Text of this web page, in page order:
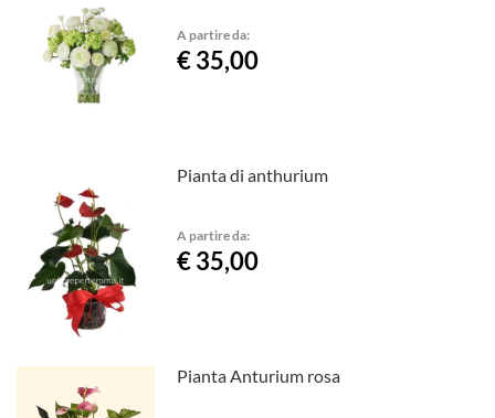
A partire da:
€ 35,00
Pianta di anthurium
A partire da:
€ 35,00
Pianta Anturium rosa